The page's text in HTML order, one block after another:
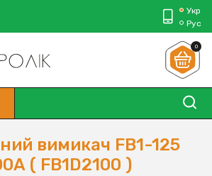
Укр
Рус
0
вимикач FB1-125
( FB1D2100 )